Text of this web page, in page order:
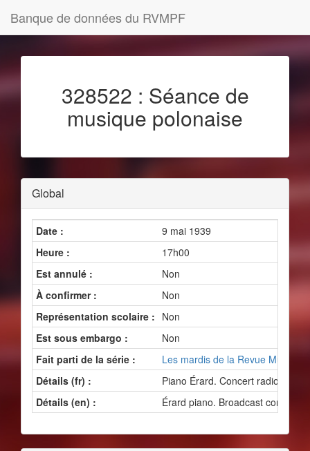
Banque de données du RVMPF
328522 : Séance de
musique polonaise
Global
Date :
9 mai 1939
Heure :
17h00
Est annulé :
Non
À confirmer :
Non
Représentation scolaire : Non
Est sous embargo :
Non
Fait parti de la série :
Les mardis de la Revue Musicale
Détails (fr) :
Piano Érard. Concert radiodiffusé.
Détails (en) :
Érard piano. Broadcast concert.